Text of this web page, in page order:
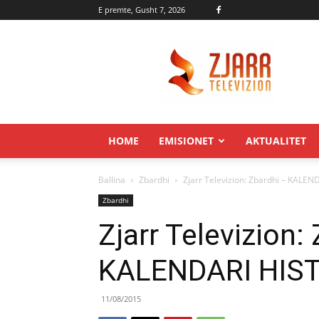
E premte, Gusht 7, 2026
HOME EMISIONET AKTUALITET
Ballina Zbardhi Zjarr Televizion: Zbardhi –
Zbardhi
Zjarr Televizion:
KALENDARI
11/08/2015